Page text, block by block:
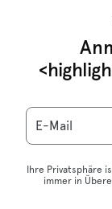
E-Mail
Ihre Privatsphäre
immer in